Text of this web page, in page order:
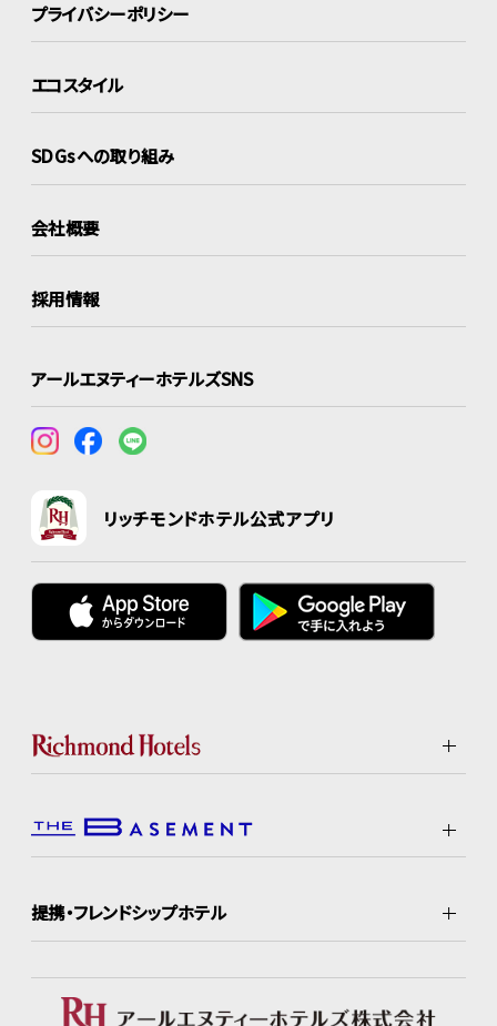
プライバシーポリシー
エコスタイル
SDGsへの取り組み
会社概要
採用情報
アールエヌティーホテルズSNS
リッチモンドホテル公式アプリ
提携・フレンドシップホテル